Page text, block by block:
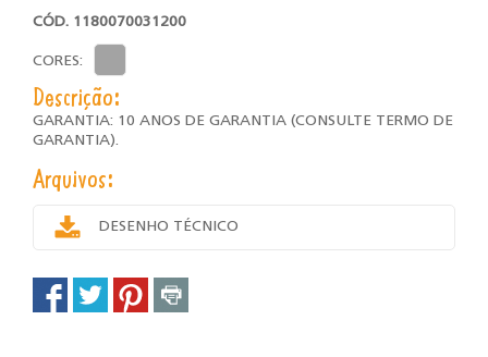
CÓD. 1180070031200
CORES:
Descrição:
GARANTIA: 10 ANOS DE GARANTIA (CONSULTE TERMO DE
GARANTIA).
Arquivos:
DESENHO TÉCNICO